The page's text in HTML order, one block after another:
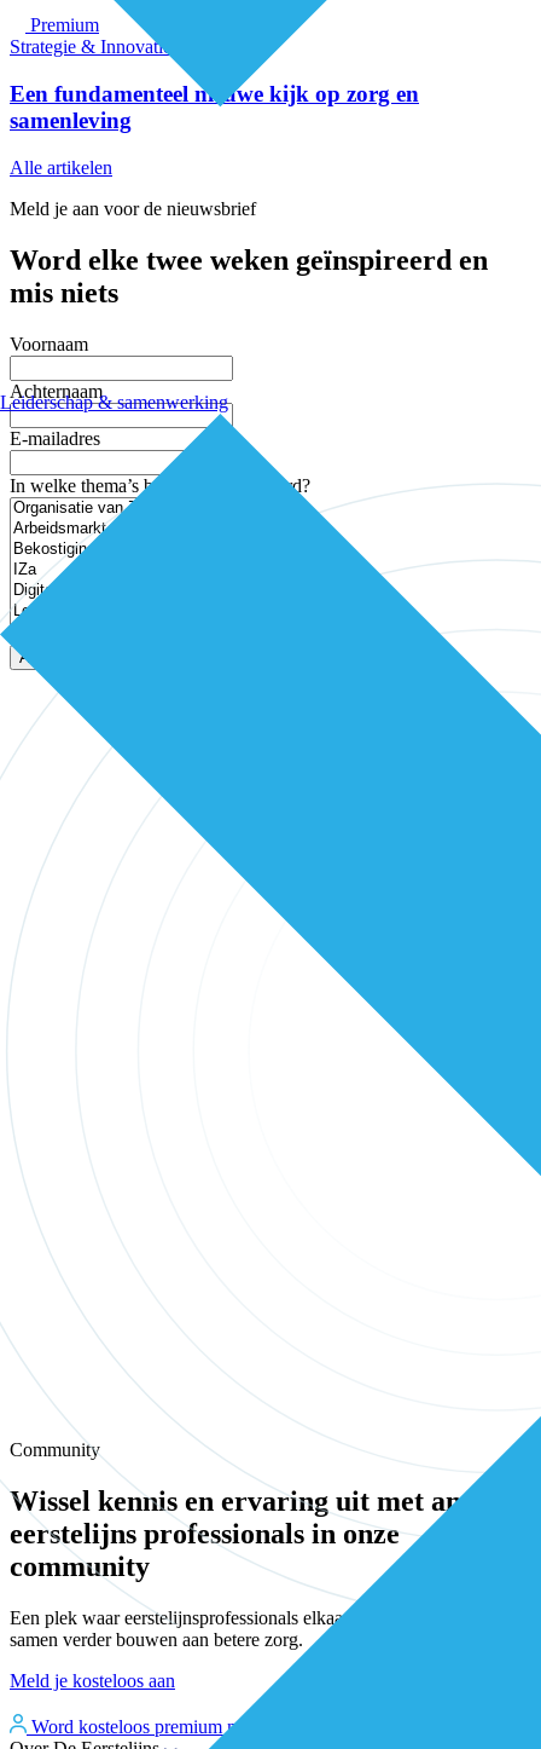
Leiderschap & samenwerking
Premium
Strategie & Innovatie
Een fundamenteel nieuwe kijk op zorg en
samenleving
Alle artikelen
Meld je aan voor de nieuwsbrief
Word elke twee weken geïnspireerd en
mis niets
Voornaam
Achternaam
E-mailadres
In welke thema’s ben je geïnteresseerd?
Community
Wissel kennis en ervaring uit met andere
eerstelijns professionals in onze
community
Een plek waar eerstelijnsprofessionals elkaar vinden, versterken en
samen verder bouwen aan betere zorg.
Meld je kosteloos aan
Word kosteloos premium member